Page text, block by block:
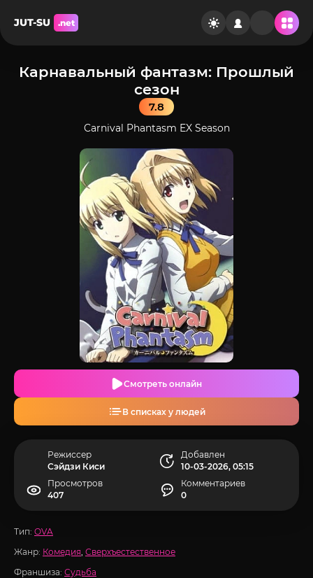
JUT-SU .net
Карнавальный фантазм: Прошлый
сезон
7.8
Carnival Phantasm EX Season
Смотреть онлайн
В списках у людей
Режиссер
Сэйдзи Киси
Добавлен
10-03-2026, 05:15
Просмотров
407
Комментариев
0
Тип: OVA
Жанр: Комедия, Сверхъестественное
Франшиза: Судьба